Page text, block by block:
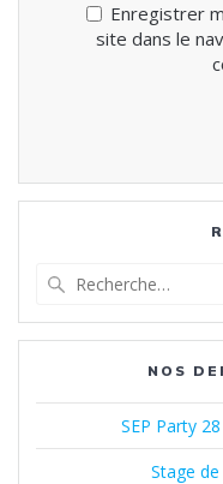
Enregistrer
site dans le
NOS
SEP Party
Stage